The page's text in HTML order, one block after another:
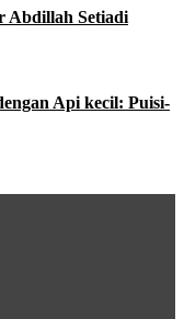
Abdillah Setiadi
Api kecil: Puisi-